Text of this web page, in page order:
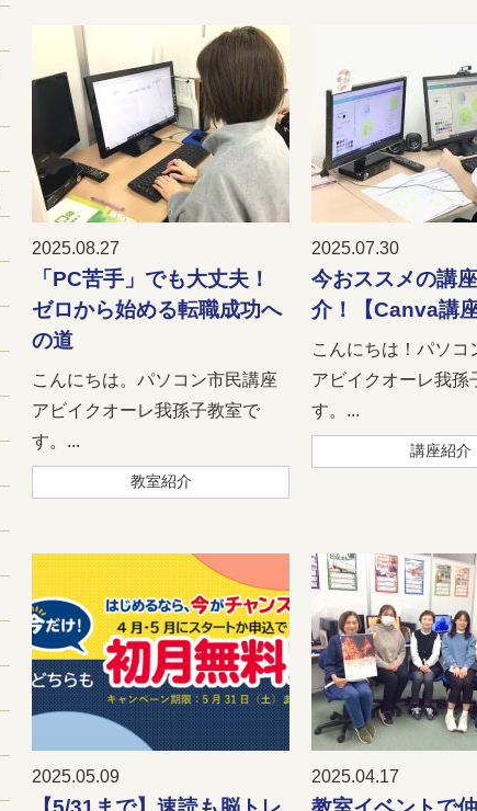
2025.08.27
「PC苦手」でも大丈夫！
ゼロから始める転職成功へ
の道
こんにちは。パソコン市民講座
アビイクオーレ我孫子教室で
す。...
教室紹介
2025.07.30
今おススメの講
介！【Canva講座
こんにちは！パソコ
アビイクオーレ我孫
す。...
講座紹介
2025.05.09 2025.04.17